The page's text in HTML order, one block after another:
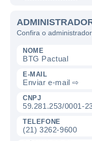
imobiliários e em
visando
estável e
estratégia de
encontrar fundos
valorização e de
buscando
Confira o
NOME
BTG Pactual
E-MAIL
Enviar e-mail ⇨
CNPJ
59.281.253/0001-
TELEFONE
(21) 3262-9600